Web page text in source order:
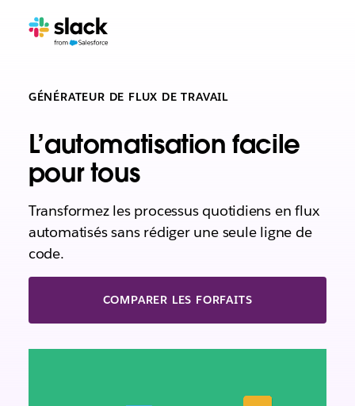
GÉNÉRATEUR DE FLUX DE TRAVAIL
L’automatisation facile
pour tous
Transformez les processus quotidiens en flux
automatisés sans rédiger une seule ligne de
code.
COMPARER LES FORFAITS